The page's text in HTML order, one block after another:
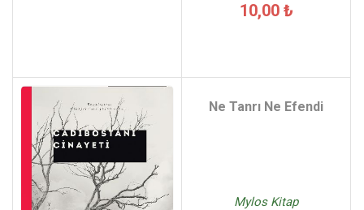
10,00 ₺
Ne Tanrı Ne Efendi
Mylos Kitap